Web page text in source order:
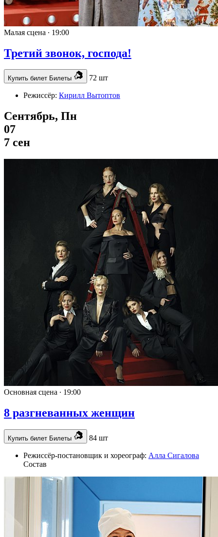
Малая сцена ∙ 19:00
Третий звонок, господа!
Купить билет Билеты 72 шт
Режиссёр: Кирилл Вытоптов
Сентябрь, Пн
07
7 сен
Основная сцена ∙ 19:00
8 разгневанных женщин
Купить билет Билеты 84 шт
Режиссёр-постановщик и хореограф: Алла Сигалова
Состав